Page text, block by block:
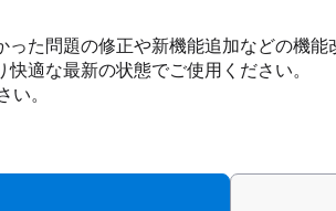
た問題の修正や新機能追加などの機
適な最新の状態でご使用ください。
い。